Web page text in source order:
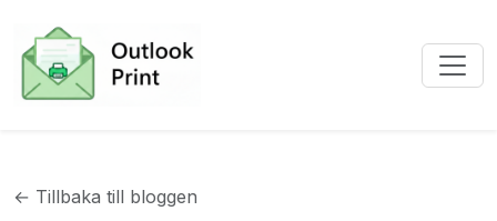
← Tillbaka till bloggen